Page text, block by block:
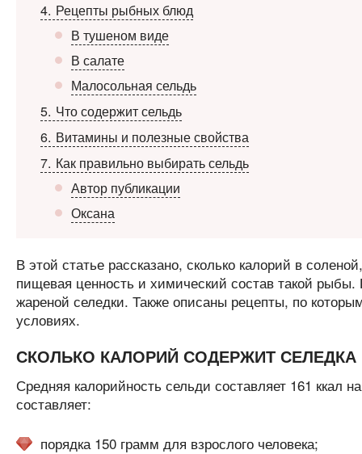
4 Рецепты рыбных блюд
В тушеном виде
В салате
Малосольная сельдь
5 Что содержит сельдь
6 Витамины и полезные свойства
7 Как правильно выбирать сельдь
Автор публикации
Оксана
В этой статье рассказано, сколько калорий в
пищевая ценность и химический состав такой
жареной селедки. Также описаны рецепты, по
условиях.
СКОЛЬКО КАЛОРИЙ СОДЕРЖИТ СЕЛЕДКА
Средняя калорийность сельди составляет 161
составляет:
порядка 150 грамм для взрослого человека;